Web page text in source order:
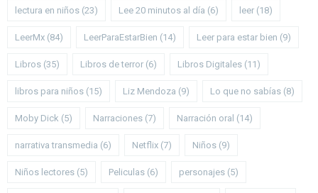
lectura en niños (23) Lee 20 minutos al día (6) leer (18)
LeerMx (84) LeerParaEstarBien (14) Leer para estar bien (9)
Libros (35) Libros de terror (6) Libros Digitales (11)
libros para niños (15) Liz Mendoza (9) Lo que no sabías (8)
Moby Dick (5) Narraciones (7) Narración oral (14)
narrativa transmedia (6) Netflix (7) Niños (9)
Niños lectores (5) Peliculas (6) personajes (5)